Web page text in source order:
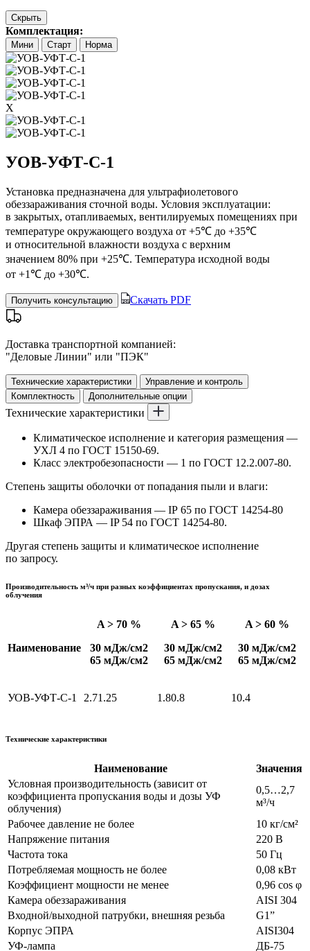
Скрыть
Комплектация:
Мини Старт Норма
X
УОВ-УФТ-С-1
Установка предназначена для ультрафиолетового
обеззараживания сточной воды. Условия эксплуатации:
в закрытых, отапливаемых, вентилируемых помещениях при
температуре окружающего воздуха от +5℃ до +35℃
и относительной влажности воздуха с верхним
значением 80% при +25℃. Температура исходной воды
от +1℃ до +30℃.
Получить консультацию Скачать PDF
Доставка транспортной компанией:
"Деловые Линии" или "ПЭК"
Технические характеристики
Управление и контроль
Комплектность
Дополнительные опции
Технические характеристики
Климатическое исполнение и категория размещения —
УХЛ 4 по ГОСТ 15150-69.
Класс электробезопасности — 1 по ГОСТ 12.2.007-80.
Степень защиты оболочки от попадания пыли и влаги:
Камера обеззараживания — IP 65 по ГОСТ 14254-80
Шкаф ЭПРА — IP 54 по ГОСТ 14254-80.
Другая степень защиты и климатическое исполнение
по запросу.
Производительность м³/ч при разных коэффициентах пропускания, и дозах
облучения
Наименование
A > 70 %
30 мДж/см2
65 мДж/см2
A > 65 %
30 мДж/см2
65 мДж/см2
A > 60 %
30 мДж/см2
65 мДж/см2
УОВ-УФТ-С-1 2.71.25 1.80.8 10.4
Технические характеристики
Наименование
Значения
Условная производительность (зависит от
коэффициента пропускания воды и дозы УФ
облучения)
0,5…2,7
м³/ч
Рабочее давление не более
10 кг/см²
Напряжение питания
220 В
Частота тока
50 Гц
Потребляемая мощность не более
0,08 кВт
Коэффициент мощности не менее
0,96 cos φ
Камера обеззараживания
AISI 304
Входной/выходной патрубки, внешняя резьба
G1”
Корпус ЭПРА
AISI304
УФ-лампа
ДБ-75